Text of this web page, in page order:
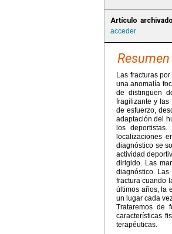
Artículo archivado
acceder
Resumen
Las fracturas
una anomalía
de distinguen
fragilizante y las
de esfuerzo,
adaptación del
los
localizaciones
diagnóstico se
actividad
dirigido. Las
diagnóstico.
fractura cuando
últimos años, la
un lugar cada
Trataremos de
características
terapéuticas.